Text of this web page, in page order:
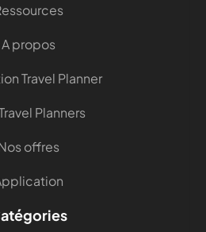
A propos
Travel Planner
Planners
offres